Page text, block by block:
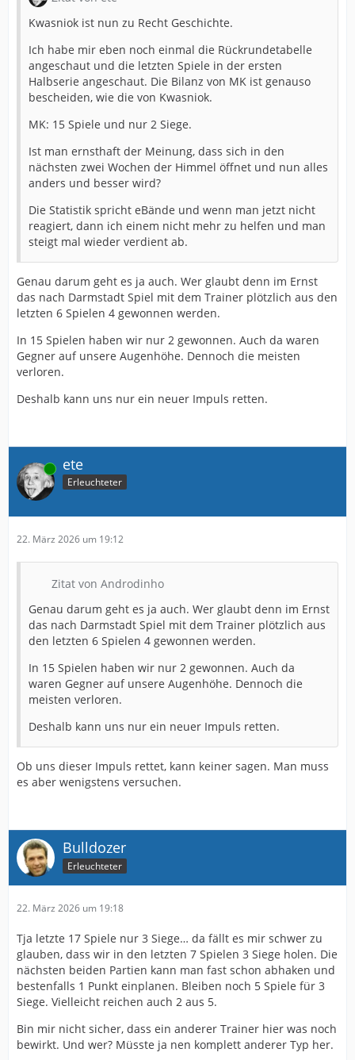
Kwasniok ist nun zu Recht Geschichte.
Ich habe mir eben noch einmal die Rückrundetabelle
angeschaut und die letzten Spiele in der ersten
Halbserie angeschaut. Die Bilanz von MK ist genauso
bescheiden, wie die von Kwasniok.
MK: 15 Spiele und nur 2 Siege.
Ist man ernsthaft der Meinung, dass sich in den
nächsten zwei Wochen der Himmel öffnet und nun alles
anders und besser wird?
Die Statistik spricht eBände und wenn man jetzt nicht
reagiert, dann ich einem nicht mehr zu helfen und man
steigt mal wieder verdient ab.
Genau darum geht es ja auch. Wer glaubt denn im Ernst
das nach Darmstadt Spiel mit dem Trainer plötzlich aus den
letzten 6 Spielen 4 gewonnen werden.
In 15 Spielen haben wir nur 2 gewonnen. Auch da waren
Gegner auf unsere Augenhöhe. Dennoch die meisten
verloren.
Deshalb kann uns nur ein neuer Impuls retten.
Online ete
Erleuchteter
22. März 2026 um 19:12
Zitat von Androdinho
Genau darum geht es ja auch. Wer glaubt denn im Ernst
das nach Darmstadt Spiel mit dem Trainer plötzlich aus
den letzten 6 Spielen 4 gewonnen werden.
In 15 Spielen haben wir nur 2 gewonnen. Auch da
waren Gegner auf unsere Augenhöhe. Dennoch die
meisten verloren.
Deshalb kann uns nur ein neuer Impuls retten.
Ob uns dieser Impuls rettet, kann keiner sagen. Man muss
es aber wenigstens versuchen.
Bulldozer
Erleuchteter
22. März 2026 um 19:18
Tja letzte 17 Spiele nur 3 Siege… da fällt es mir schwer zu
glauben, dass wir in den letzten 7 Spielen 3 Siege holen. Die
nächsten beiden Partien kann man fast schon abhaken und
bestenfalls 1 Punkt einplanen. Bleiben noch 5 Spiele für 3
Siege. Vielleicht reichen auch 2 aus 5.
Bin mir nicht sicher, dass ein anderer Trainer hier was noch
bewirkt. Und wer? Müsste ja nen komplett anderer Typ her.